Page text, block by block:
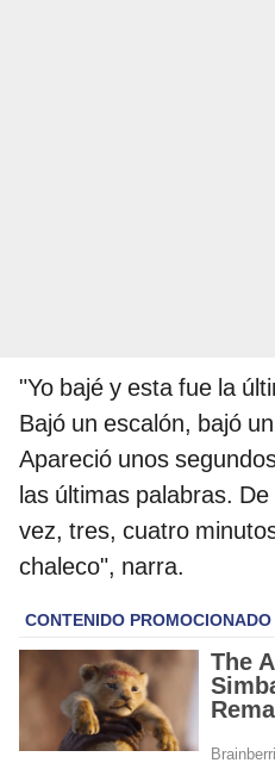
"Yo bajé y esta fue la
Bajó un escalón, bajó
Apareció unos
las últimas palabras.
vez, tres, cuatro
chaleco", narra.